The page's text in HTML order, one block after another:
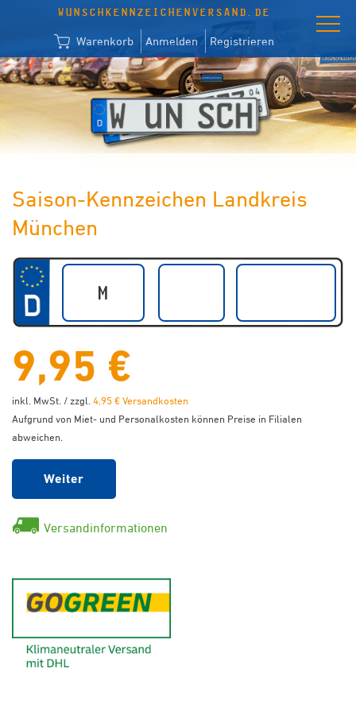
WUNSCHKENNZEICHENVERSAND.DE
Warenkorb Anmelden Registrieren
Saison-Kennzeichen Landkreis
München
9,95 €
inkl. MwSt. / zzgl. 4,95 € Versandkosten
Aufgrund von Miet- und Personalkosten können Preise in Filialen
abweichen.
Weiter
Versandinformationen